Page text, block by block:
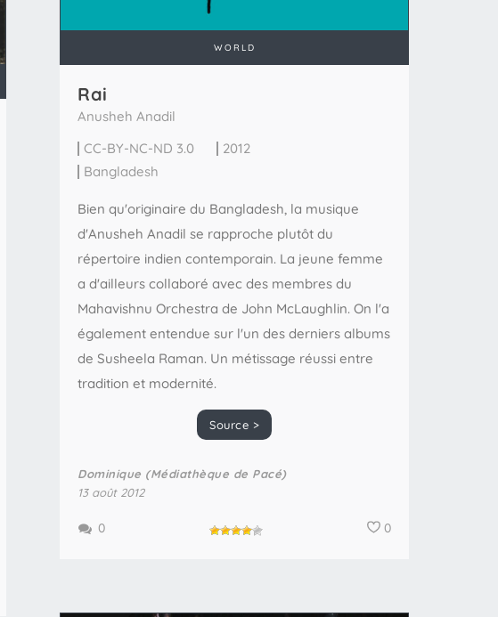
WORLD
Rai
Anusheh Anadil
CC-BY-NC-ND 3.0
2012
Bangladesh
Bien qu'originaire du Bangladesh, la musique
d'Anusheh Anadil se rapproche plutôt du
répertoire indien contemporain. La jeune femme
a d'ailleurs collaboré avec des membres du
Mahavishnu Orchestra de John McLaughlin. On l'a
également entendue sur l'un des derniers albums
de Susheela Raman. Un métissage réussi entre
tradition et modernité.
Source >
Dominique (Médiathèque de Pacé)
13 août 2012
0
0